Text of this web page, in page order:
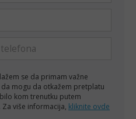
se da primam važne
mogu da otkažem pretplatu
kom trenutku putem
više informacija, kliknite ovde